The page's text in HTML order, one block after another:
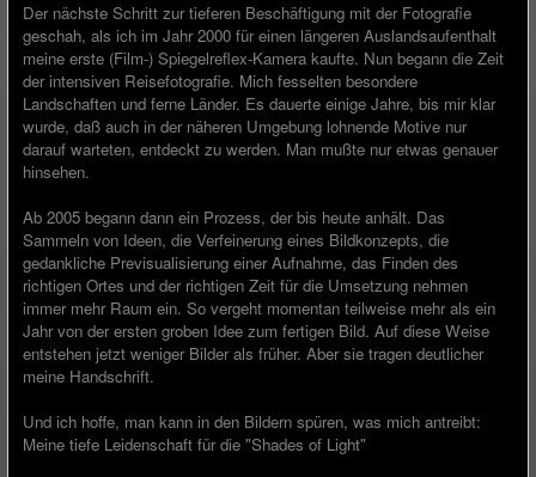
Der nächste Schritt zur tieferen Beschäftigung mit der Fotografie
geschah, als ich im Jahr 2000 für einen längeren Auslandsaufenthalt
meine erste (Film-) Spiegelreflex-Kamera kaufte. Nun begann die Zeit
der intensiven Reisefotografie. Mich fesselten besondere
Landschaften und ferne Länder. Es dauerte einige Jahre, bis mir klar
wurde, daß auch in der näheren Umgebung lohnende Motive nur
darauf warteten, entdeckt zu werden. Man mußte nur etwas genauer
hinsehen.
Ab 2005 begann dann ein Prozess, der bis heute anhält. Das
Sammeln von Ideen, die Verfeinerung eines Bildkonzepts, die
gedankliche Previsualisierung einer Aufnahme, das Finden des
richtigen Ortes und der richtigen Zeit für die Umsetzung nehmen
immer mehr Raum ein. So vergeht momentan teilweise mehr als ein
Jahr von der ersten groben Idee zum fertigen Bild. Auf diese Weise
entstehen jetzt weniger Bilder als früher. Aber sie tragen deutlicher
meine Handschrift.
Und ich hoffe, man kann in den Bildern spüren, was mich antreibt:
Meine tiefe Leidenschaft für die "Shades of Light"